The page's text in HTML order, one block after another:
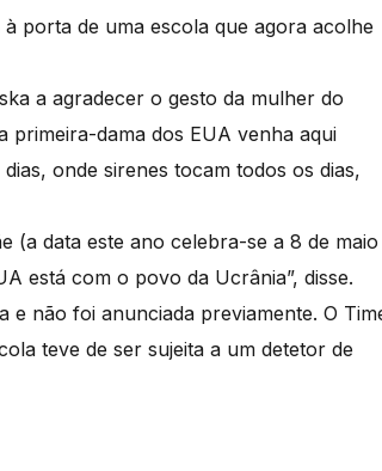
porta de uma escola que agora acolhe
a agradecer o gesto da mulher do
primeira-dama dos EUA venha aqui
onde sirenes tocam todos os dias,
(a data este ano celebra-se a 8 de maio
está com o povo da Ucrânia”, disse.
e não foi anunciada previamente. O
teve de ser sujeita a um detetor de